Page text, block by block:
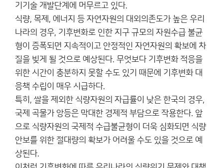
기기술 개발단계에 머무르고 있다.
식량, 목제, 에너지 등 자연자원의 대외의존도가 높은 우리
나라의 경우, 기후변화로 인한 지구 규모의 자원수급 불균
형이 증폭되면 지속적이고 안정적인 자연자원의 확보에 차
질을 빚게 될 것으로 예상된다. 무엇보다 기후변화 적응을
위한 시간이 충분하지 못할 수도 있기 때문에 기후변화 대
응책 수립이 매우 시급하다.
특히, 쌀을 제외한 식량자원의 자급률이 낮은 한국의 경우,
국제 곡물가 앙등은 막대한 경제적 부담으로 작용한다. 앞
으로 식량자원의 국제적 수급불균형이 더욱 심화되면 식량
안보를 위한 절대량의 확보가 어려울 수도 있을 것으로 예
상된다.